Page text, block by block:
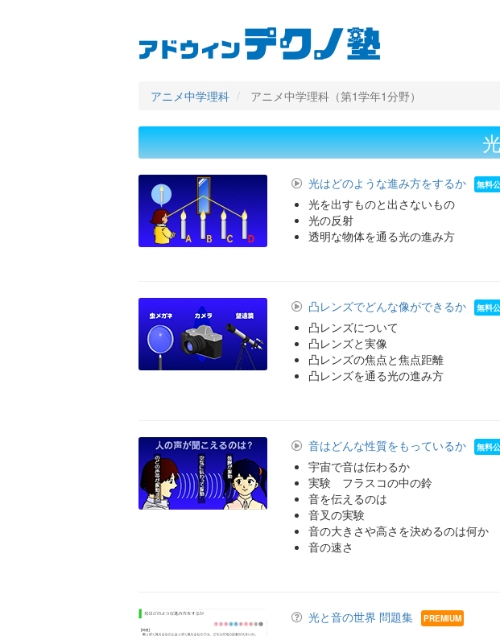
account
navigation
アニメ中学理科 アニメ中学理科（第1学年1分野）
光はどのような進み方をするか
光を出すものと出さないもの
光の反射
透明な物体を通る光の進み方
凸レンズでどんな像ができるか
凸レンズについて
凸レンズと実像
凸レンズの焦点と焦点距離
凸レンズを通る光の進み方
音はどんな性質をもっているか
宇宙で音は伝わるか
実験 フラスコの中の鈴
音を伝えるのは
音叉の実験
音の大きさや高さを決めるのは何か
音の速さ
光と音の世界 問題集